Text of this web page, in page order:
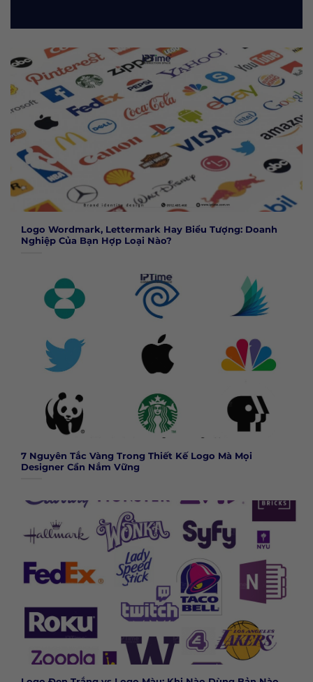
Logo Wordmark, Lettermark Hay Biểu Tượng: Doanh
Nghiệp Của Bạn Hợp Loại Nào?
7 Nguyên Tắc Vàng Trong Thiết Kế Logo Mà Mọi
Designer Cần Nắm Vững